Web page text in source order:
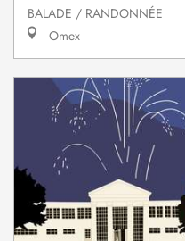
BALADE / RANDONNÉE
Omex